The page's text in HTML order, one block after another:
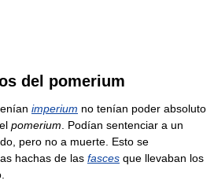
del pomerium
imperium no tenían poder absoluto
pomerium . Podían sentenciar a un
pero no a muerte. Esto se
hachas de las fasces que llevaban los